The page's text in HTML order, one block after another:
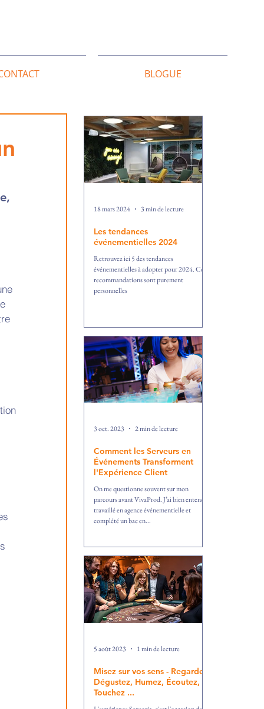
BLOGUE
Posts récents
Les tendances
événementielles 2024
Retrouvez ici 5 des tendances
événementielles à adopter pour 2024. Ces
recommandations sont purement
personnelles
18 mars 2024 3 min de lecture
Comment les Serveurs en
Événements Transforment
l'Expérience Client
On me questionne souvent sur mon
parcours avant VivaProd. J’ai bien entendu
travaillé en agence événementielle et
complété un bac en...
3 oct. 2023 2 min de lecture
Misez sur vos sens - Regardez,
Dégustez, Humez, Écoutez,
Touchez ...
5 août 2023 1 min de lecture